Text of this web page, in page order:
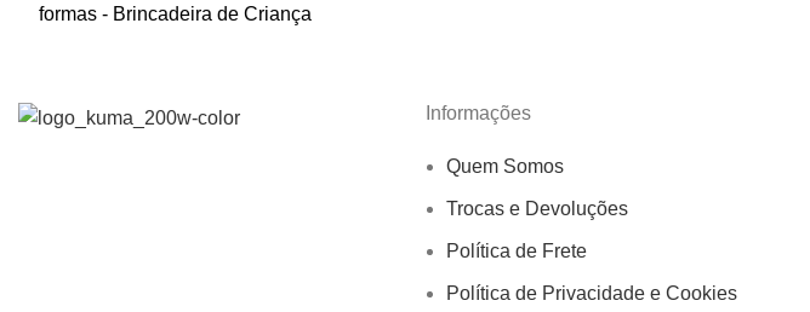
formas - Brincadeira de Criança
Informações
Quem Somos
Trocas e Devoluções
Política de Frete
Política de Privacidade e Cookies